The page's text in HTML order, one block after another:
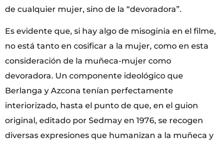
de cualquier mujer, sino de la “devoradora”.
Es evidente que, si hay algo de misoginia en el filme,
no está tanto en cosificar a la mujer, como en esta
consideración de la muñeca-mujer como
devoradora. Un componente ideológico que
Berlanga y Azcona tenían perfectamente
interiorizado, hasta el punto de que, en el guion
original, editado por Sedmay en 1976, se recogen
diversas expresiones que humanizan a la muñeca y